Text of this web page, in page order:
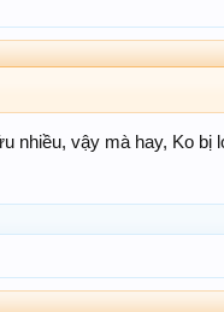
nhiều, vậy mà hay, Ko bị